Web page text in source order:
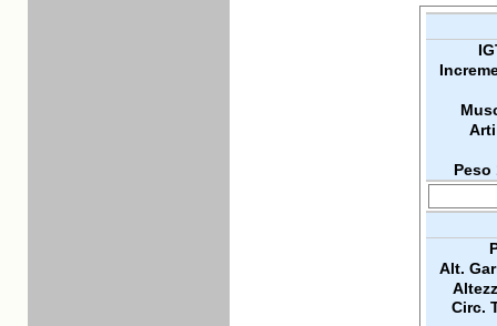
Peso
Alt.
Circ.